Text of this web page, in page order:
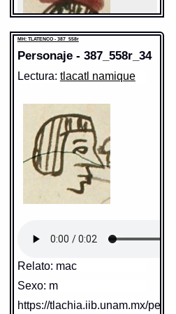
https://tlachia.iib.unam.mx/elemento/
MH: TLATENCO - 387_558r
Elemento:tlacatl
Sentido: hombre
Valor fonético: tlacatl
MH: TLATENCO - 387_558r
Personaje - 387_558r_34
Lectura: tlacatl namique
Relato: mac
Sexo: m
https://tlachia.iib.unam.mx/